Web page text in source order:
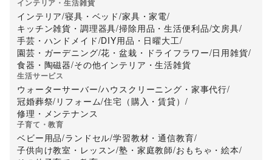
インテリア・生活雑貨
インテリア/寝具・ベッド/家具・家電/
キッチン雑貨・調理器具/掃除用品・生活便利品/文房具/
手芸・ハンドメイド/DIY用品・日曜大工/
園芸・ガーデニング/花・盆栽・ドライフラワー/日用雑貨/
食器・陶磁器/その他インテリア・生活雑貨
生活サービス
ウォーターサーバー/ハウスクリーニング・家事代行/
冠婚葬祭/ リフォーム/住宅（購入・賃貸） /
修理・メンテナンス
子育て・教育
ベビー用品/ランドセル/学習教材・通信教育/
子供向け教室・レッスン/塾・家庭教師/おもちゃ・絵本/